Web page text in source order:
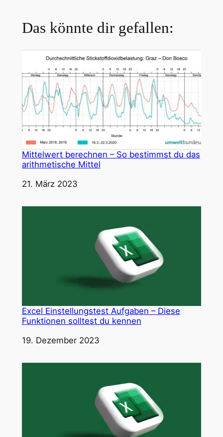
Das könnte dir gefallen:
Mittelwert berechnen – So bestimmst du das
arithmetische Mittel
Datum
21. März 2023
Excel Einstellungstest Aufgaben – Diese
Funktionen solltest du kennen
Datum
19. Dezember 2023